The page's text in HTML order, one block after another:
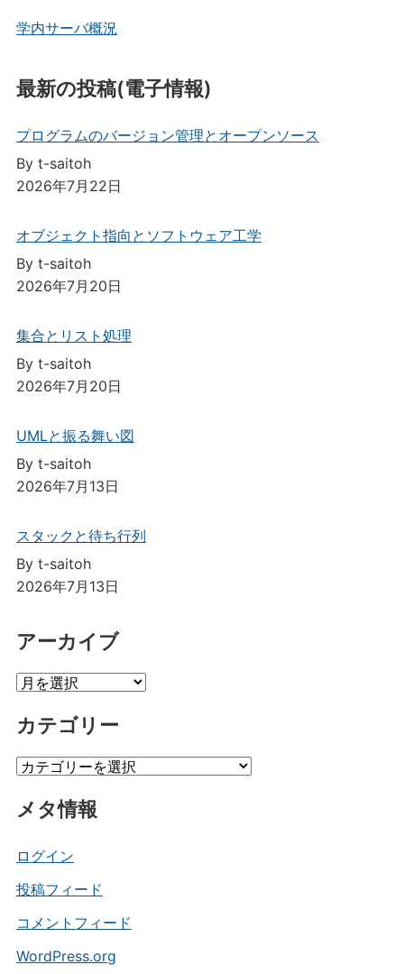
学内サーバ概況
最新の投稿(電子情報)
プログラムのバージョン管理とオープンソース
By t-saitoh
2026年7月22日
オブジェクト指向とソフトウェア工学
By t-saitoh
2026年7月20日
集合とリスト処理
By t-saitoh
2026年7月20日
UMLと振る舞い図
By t-saitoh
2026年7月13日
スタックと待ち行列
By t-saitoh
2026年7月13日
アーカイブ
ア
カ
ブ
カテゴリー
カ
ゴ
ー
メタ情報
ログイン
投稿フィード
コメントフィード
WordPress.org